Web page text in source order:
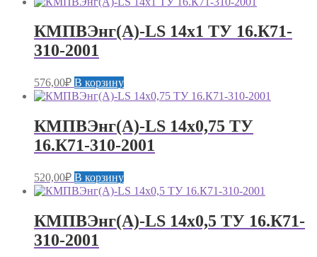
КМПВЭнг(А)-LS 14х1 ТУ 16.К71-
310-2001
576,00₽ В корзину
КМПВЭнг(А)-LS 14х0,75 ТУ
16.К71-310-2001
520,00₽ В корзину
КМПВЭнг(А)-LS 14х0,5 ТУ 16.К71-
310-2001